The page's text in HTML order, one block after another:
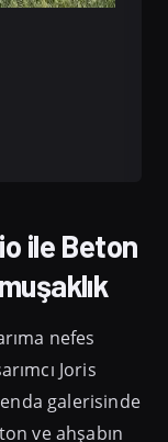
ile Beton
nefes
Joris
galerisinde
ve ahşabın